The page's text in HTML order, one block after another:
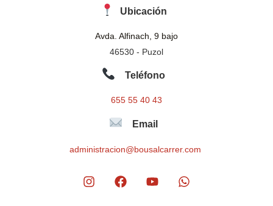
Ubicación
Avda. Alfinach, 9 bajo
46530 - Puzol
Teléfono
655 55 40 43
Email
administracion@bousalcarrer.com